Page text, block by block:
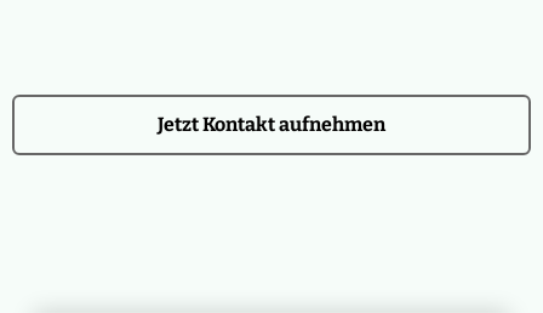
Jetzt Kontakt aufnehmen